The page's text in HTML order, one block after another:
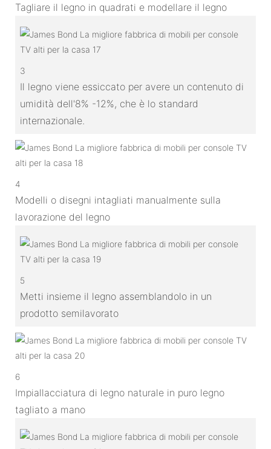
Tagliare il legno in quadrati e modellare il legno
3
Il legno viene essiccato per avere un contenuto di
umidità dell'8% -12%, che è lo standard
internazionale.
4
Modelli o disegni intagliati manualmente sulla
lavorazione del legno
5
Metti insieme il legno assemblandolo in un
prodotto semilavorato
6
Impiallacciatura di legno naturale in puro legno
tagliato a mano